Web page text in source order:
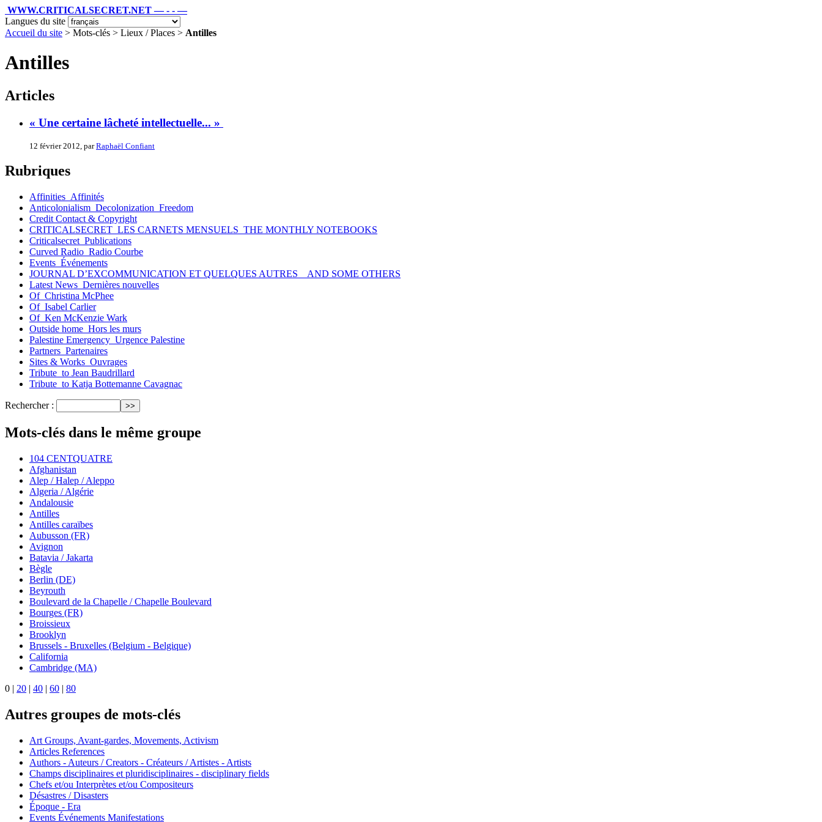
WWW.CRITICALSECRET.NET — - - —
Langues du site
Accueil du site > Mots-clés > Lieux / Places > Antilles
Antilles
Articles
« Une certaine lâcheté intellectuelle... »
12 février 2012, parRaphaël Confiant
Rubriques
Affinities_Affinités
Anticolonialism_Decolonization_Freedom
Credit Contact & Copyright
CRITICALSECRET_LES CARNETS MENSUELS_THE MONTHLY NOTEBOOKS
Criticalsecret_Publications
Curved Radio_Radio Courbe
Events_Événements
JOURNAL D’EXCOMMUNICATION ET QUELQUES AUTRES _ AND SOME OTHERS
Latest News_Dernières nouvelles
Of_Christina McPhee
Of_Isabel Carlier
Of_Ken McKenzie Wark
Outside home_Hors les murs
Palestine Emergency_Urgence Palestine
Partners_Partenaires
Sites & Works_Ouvrages
Tribute_to Jean Baudrillard
Tribute_to Katja Bottemanne Cavagnac
Rechercher :
Mots-clés dans le même groupe
104 CENTQUATRE
Afghanistan
Alep / Halep / Aleppo
Algeria / Algérie
Andalousie
Antilles
Antilles caraïbes
Aubusson (FR)
Avignon
Batavia / Jakarta
Bègle
Berlin (DE)
Beyrouth
Boulevard de la Chapelle / Chapelle Boulevard
Bourges (FR)
Broissieux
Brooklyn
Brussels - Bruxelles (Belgium - Belgique)
California
Cambridge (MA)
0 | 20 | 40 | 60 | 80
Autres groupes de mots-clés
Art Groups, Avant-gardes, Movements, Activism
Articles References
Authors - Auteurs / Creators - Créateurs / Artistes - Artists
Champs disciplinaires et pluridisciplinaires - disciplinary fields
Chefs et/ou Interprètes et/ou Compositeurs
Désastres / Disasters
Époque - Era
Events Événements Manifestations